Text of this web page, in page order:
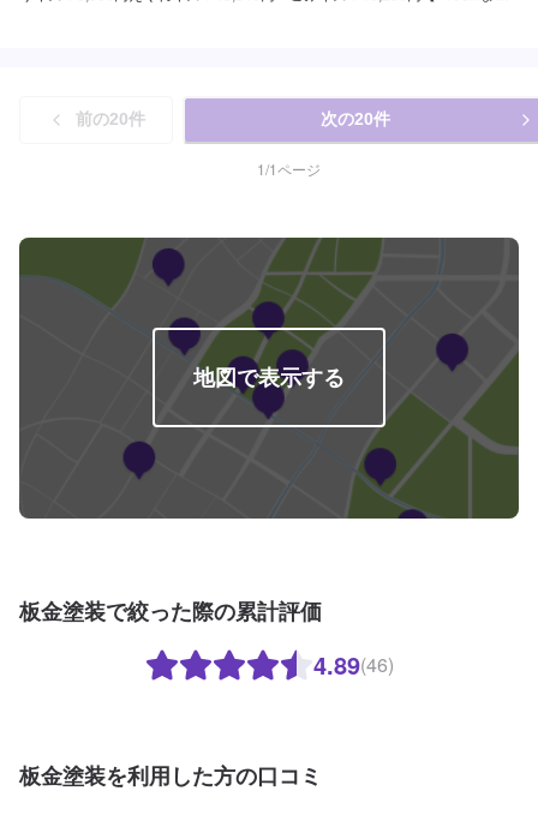
えぐれキズ：42,900円へこみキズ：57,750円【~50cmまで】線キズ・擦りキ
ズ：35,200円えぐれキズ：46,200円へこみキズ：66,000円【~60cmまで】線
キズ・擦りキズ：38,280円えぐれキズ：49,500円へこみキズ：74,250円レク
サス、輸入車は金額が異なります。<<受付時間>>10：00〜18：00にて、受
前の20件 次の20件
1/1ページ
地図で表示する
板金塗装で絞った際の累計評価
4.89(46)
板金塗装を利用した方の口コミ